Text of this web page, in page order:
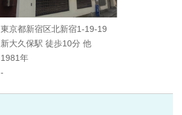
東京都新宿区北新宿1-19-19
新大久保駅 徒歩10分 他
1981年
-